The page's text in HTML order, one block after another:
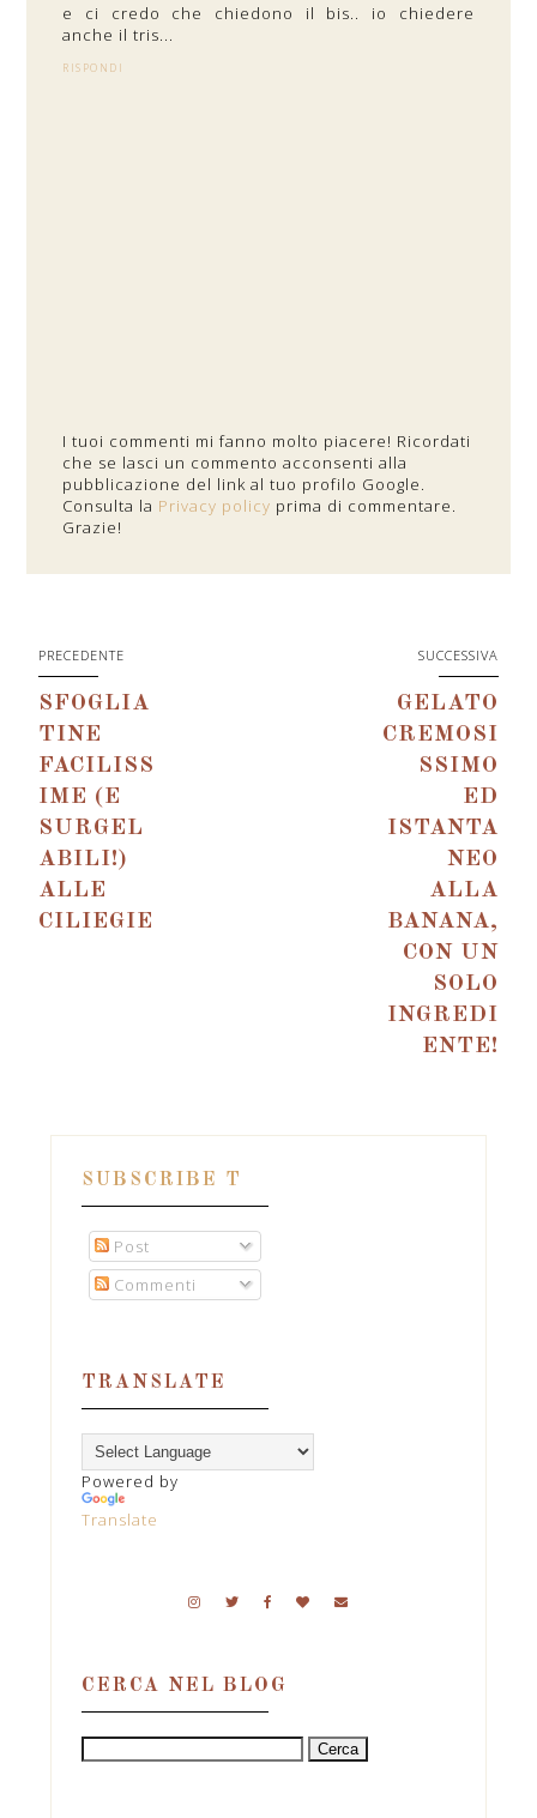
e ci credo che chiedono il bis.. io chiedere
anche il tris...
RISPONDI
I tuoi commenti mi fanno molto piacere! Ricordati
che se lasci un commento acconsenti alla
pubblicazione del link al tuo profilo Google.
Consulta la Privacy policy prima di commentare.
Grazie!
PRECEDENTE
SFOGLIA
TINE
FACILISS
IME (E
SURGEL
ABILI!)
ALLE
CILIEGIE
SUCCESSIVA
GELATO
CREMOSI
SSIMO
ED
ISTANTA
NEO
ALLA
BANANA,
CON UN
SOLO
INGREDI
ENTE!
SUBSCRIBE T
Post
Commenti
TRANSLATE
Powered by
Translate
CERCA NEL BLOG